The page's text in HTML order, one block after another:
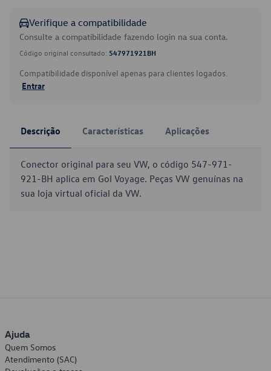
Verifique a compatibilidade
Consulte a compatibilidade fazendo login na sua conta.
Código original consultado: 547971921BH
Compatibilidade disponível apenas para clientes logados.
Entrar
Descrição Características Aplicações
Conector original para seu VW, o código 547-971-
921-BH aplica em Gol Voyage. Peças VW genuínas na
sua loja virtual oficial da VW.
Ajuda
Quem Somos
Atendimento (SAC)